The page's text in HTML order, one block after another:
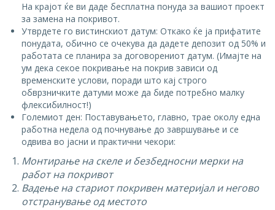
На крајот ќе ви даде бесплатна понуда за вашиот проект
за замена на покривот.
Утврдете го вистинскиот датум: Откако ќе ја прифатите
понудата, обично се очекува да дадете депозит од 50% и
работата се планира за договорениот датум. (Имајте на
ум дека секое покривање на покрив зависи од
временските услови, поради што кај строго
обврзничките датуми може да биде потребно малку
флексибилност!)
Големиот ден: Поставувањето, главно, трае околу една
работна недела од почнување до завршување и се
одвива во јасни и практични чекори:
Монтирање на скеле и безбедносни мерки на
работ на покривот
Вадење на стариот покривен материјал и негово
отстранување од местото